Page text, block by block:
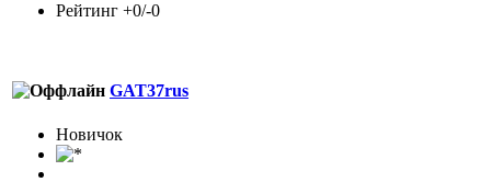
Рейтинг +0/-0
GAT37rus
Новичок